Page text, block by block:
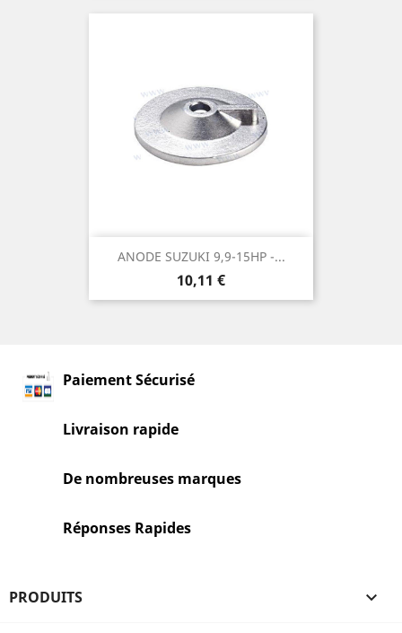
ANODE SUZUKI 9,9-15HP -...
Prix
10,11 €
Paiement Sécurisé
Livraison rapide
De nombreuses marques
Réponses Rapides
PRODUITS 